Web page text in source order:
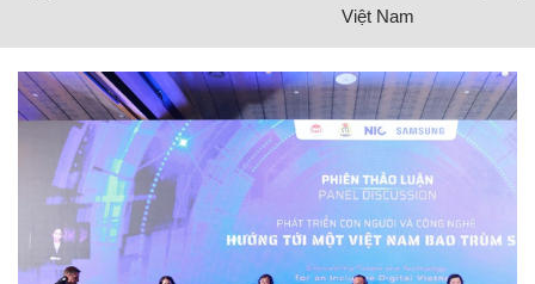
Việt Nam